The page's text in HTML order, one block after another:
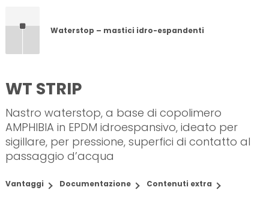
Waterstop – mastici idro-espandenti
WT STRIP
Nastro waterstop, a base di copolimero
AMPHIBIA in EPDM idroespansivo, ideato per
sigillare, per pressione, superfici di contatto al
passaggio d’acqua
Vantaggi Documentazione Contenuti extra